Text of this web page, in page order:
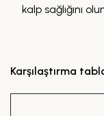
kalp sağlığını
Karşılaştırma